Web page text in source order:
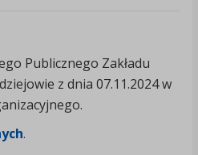
Publicznego Zakładu
z dnia 07.11.2024 w
.